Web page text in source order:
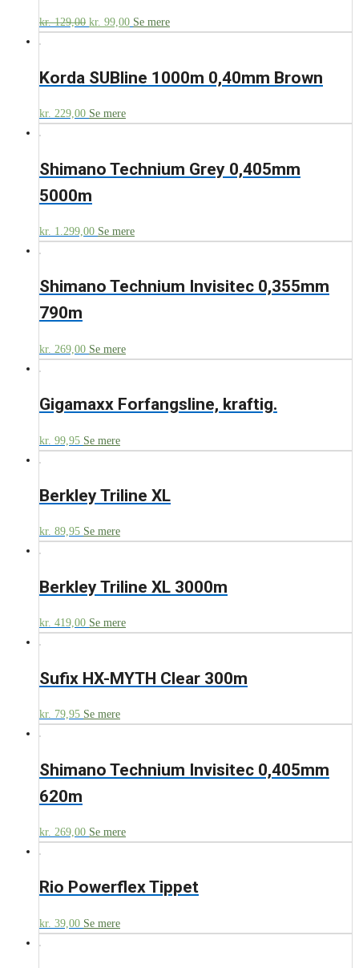
kr.129,00 kr. 99,00 Se mere
Korda SUBline 1000m 0,40mm Brown
kr. 229,00 Se mere
Shimano Technium Grey 0,405mm
5000m
kr. 1.299,00 Se mere
Shimano Technium Invisitec 0,355mm
790m
kr. 269,00 Se mere
Gigamaxx Forfangsline, kraftig.
kr. 99,95 Se mere
Berkley Triline XL
kr. 89,95 Se mere
Berkley Triline XL 3000m
kr. 419,00 Se mere
Sufix HX-MYTH Clear 300m
kr. 79,95 Se mere
Shimano Technium Invisitec 0,405mm
620m
kr. 269,00 Se mere
Rio Powerflex Tippet
kr. 39,00 Se mere